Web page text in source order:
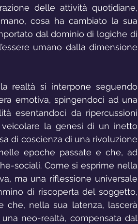
delle attività quotidiane,
cosa ha cambiato la sua
dal dominio di logiche di
umano dalla dimensione
realtà si interpone seguendo
emotiva, spingendoci ad una
esentandoci da ripercussioni
la genesi di un inetto
di coscienza di una rivoluzione
epoche passate e che, ad
sociali. Come si esprime nella
ma una riflessione universale
di riscoperta del soggetto,
che, nella sua latenza, lascerà
neo-realtà, compensata dal